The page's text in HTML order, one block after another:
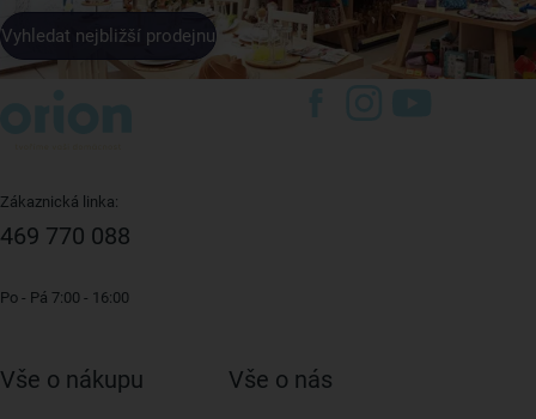
Vyhledat nejbližší prodejnu
Zákaznická linka:
469 770 088
Po - Pá 7:00 - 16:00
Vše o nákupu Vše o nás